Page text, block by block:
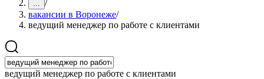
... /
вакансии в Воронеже/
ведущий менеджер по работе с клиентами
ведущий менеджер по работе с клиентами